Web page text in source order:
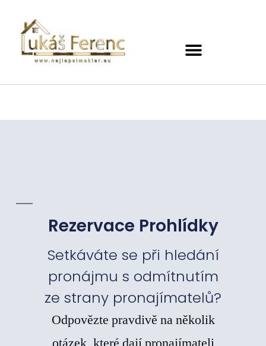
Rezervace Prohlídky
Setkáváte se při hledání
pronájmu s odmítnutím
ze strany pronajímatelů?
Odpovězte pravdivě na několik